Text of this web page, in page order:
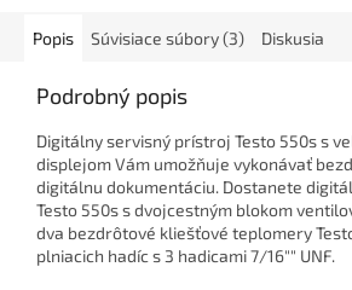
Popis Súvisiace súbory (3) Diskusia
Podrobný popis
Digitálny servisný prístroj Testo 550s s
displejom Vám umožňuje vykonávať
digitálnu dokumentáciu. Dostanete
Testo 550s s dvojcestným blokom
dva bezdrôtové kliešťové teplomery
plniacich hadíc s 3 hadicami 7/16"" UNF.